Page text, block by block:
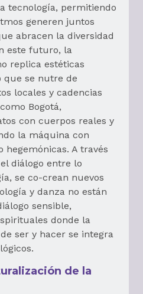
tecnología, permitiendo
generen juntos
abracen la diversidad
este futuro, la
replica estéticas
que se nutre de
locales y cadencias
Bogotá,
con cuerpos reales y
la máquina con
hegemónicas. A través
diálogo entre lo
se co-crean nuevos
y danza no están
sensible,
donde la
ser y hacer se integra
de la